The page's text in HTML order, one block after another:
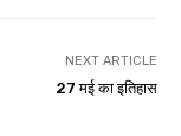
NEXT ARTICLE
27 मई का इतिहास